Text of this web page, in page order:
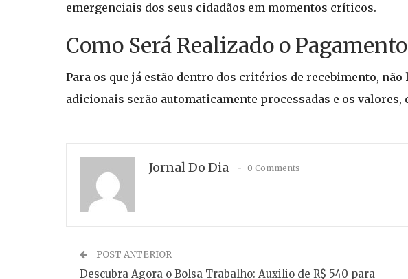
emergenciais dos seus cidadãos em momentos críticos.
Como Será Realizado o
Para os que já estão dentro dos critérios de recebimento,
adicionais serão automaticamente processadas e os valores,
Jornal Do Dia 0 Comments
POST ANTERIOR
Descubra Agora o Bolsa Trabalho: Auxilio de R$ 540 para